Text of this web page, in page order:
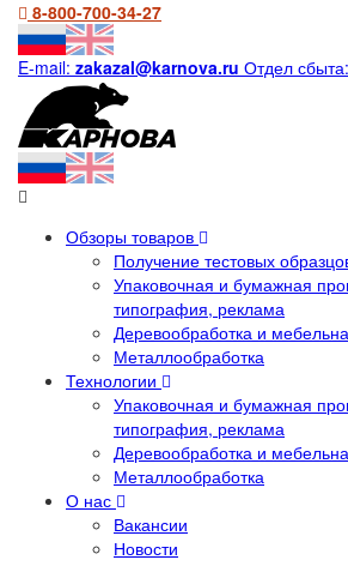
8-800-700-34-27
E-mail: zakazal@karnova.ru Отдел сбыта:
Обзоры товаров
Получение тестовых
Упаковочная и бумажная
типография, реклама
Деревообработка и
Металлообработка
Технологии
Упаковочная и бумажная
типография, реклама
Деревообработка и
Металлообработка
О нас
Вакансии
Новости